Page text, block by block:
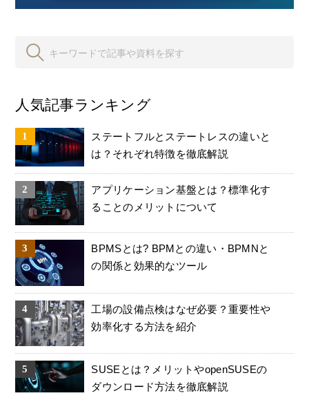
人気記事ランキング
ステートフルとステートレスの違いと
は？それぞれ特徴を徹底解説
アプリケーション基盤とは？標準化す
ることのメリットについて
BPMSとは? BPMとの違い・BPMNと
の関係と効果的なツール
工場の設備点検はなぜ必要？重要性や
効率化する方法を紹介
SUSEとは？メリットやopenSUSEの
ダウンロード方法を徹底解説